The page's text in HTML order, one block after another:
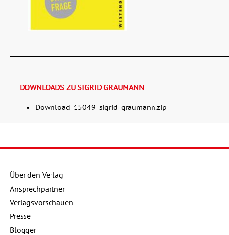
Buch: 14,00 €
eBook:
DOWNLOADS ZU SIGRID GRAUMANN
Download_15049_sigrid_graumann.zip
Über den Verlag
Ansprechpartner
Verlagsvorschauen
Presse
Blogger